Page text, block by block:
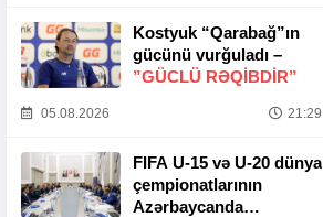
Kostyuk “Qarabağ”ın
gücünü vurğuladı –
”GÜCLÜ RƏQİBDİR”
05.08.2026 21:29
FIFA U-15 və U-20 dünya
çempionatlarının
Azərbaycanda